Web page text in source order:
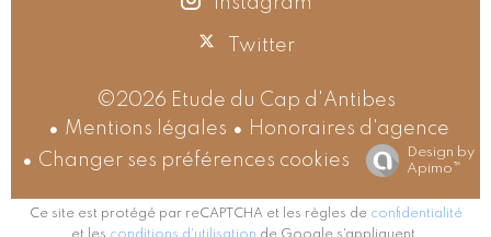
Twitter
©2026 Etude du Cap d'Antibes
Mentions légales
Honoraires d'agence
Changer ses préférences cookies
Design by
Apimo™
Ce site est protégé par reCAPTCHA et les règles de confidentialité